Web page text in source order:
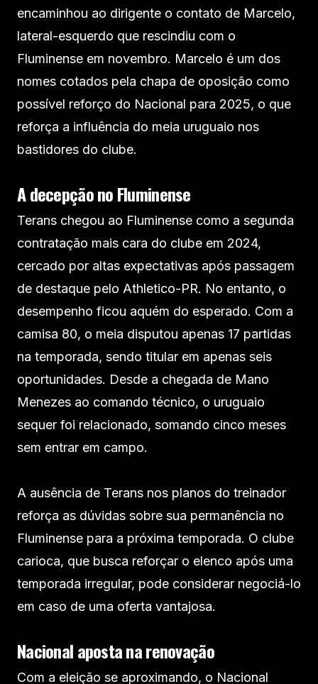
encaminhou ao dirigente o contato de Marcelo,
lateral-esquerdo que rescindiu com o
Fluminense em novembro. Marcelo é um dos
nomes cotados pela chapa de oposição como
possível reforço do Nacional para 2025, o que
reforça a influência do meia uruguaio nos
bastidores do clube.
A decepção no Fluminense
Terans chegou ao Fluminense como a segunda
contratação mais cara do clube em 2024,
cercado por altas expectativas após passagem
de destaque pelo Athletico-PR. No entanto, o
desempenho ficou aquém do esperado. Com a
camisa 80, o meia disputou apenas 17 partidas
na temporada, sendo titular em apenas seis
oportunidades. Desde a chegada de Mano
Menezes ao comando técnico, o uruguaio
sequer foi relacionado, somando cinco meses
sem entrar em campo.
A ausência de Terans nos planos do treinador
reforça as dúvidas sobre sua permanência no
Fluminense para a próxima temporada. O clube
carioca, que busca reforçar o elenco após uma
temporada irregular, pode considerar negociá-lo
em caso de uma oferta vantajosa.
Nacional aposta na renovação
Com a eleição se aproximando, o Nacional